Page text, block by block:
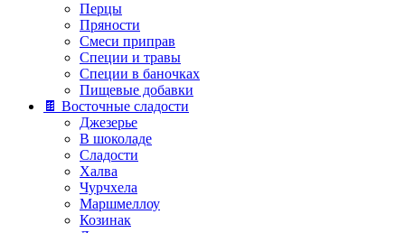
Перцы
Пряности
Смеси приправ
Специи и травы
Специи в баночках
Пищевые добавки
🍫 Восточные сладости
Джезерье
В шоколаде
Сладости
Халва
Чурчхела
Маршмеллоу
Козинак